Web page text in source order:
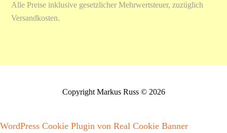
Alle Preise inklusive gesetzlicher Mehrwertsteuer, zuzüglich
Versandkosten.
Copyright Markus Russ © 2026
WordPress Cookie Plugin von Real Cookie Banner